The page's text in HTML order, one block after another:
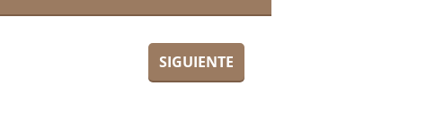
SIGUIENTE